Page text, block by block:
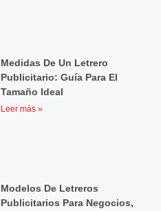
Medidas De Un Letrero
Publicitario: Guía Para El
Tamaño Ideal
Leer más »
Modelos De Letreros
Publicitarios Para Negocios,